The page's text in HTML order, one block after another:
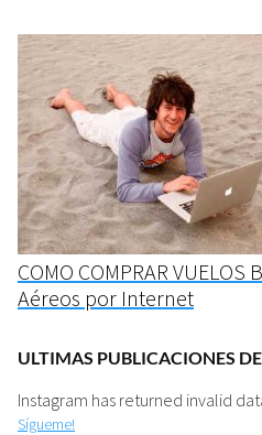
COMO COMPRAR VUELOS
Aéreos por Internet
ULTIMAS PUBLICACIONES
Instagram has returned invalid
Sígueme!